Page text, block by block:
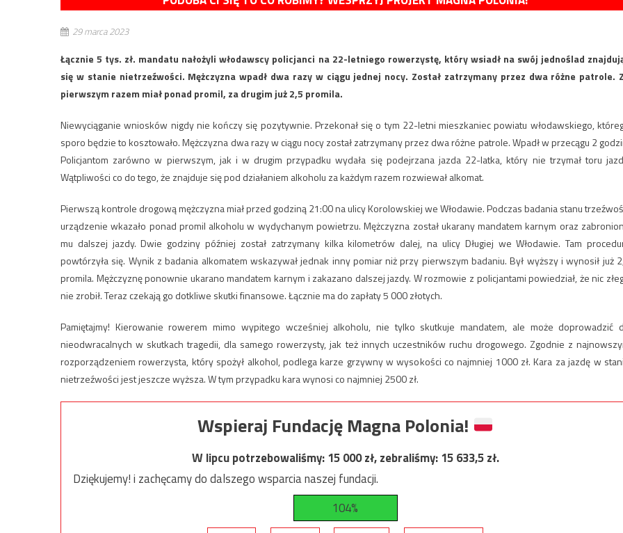
29 marca 2023
Łącznie 5 tys. zł. mandatu nałożyli włodawscy policjanci na 22-letniego rowerzystę, który wsiadł na swój jednoślad
się w stanie nietrzeźwości. Mężczyzna wpadł dwa razy w ciągu jednej nocy. Został zatrzymany przez dwa różne patrole.
pierwszym razem miał ponad promil, za drugim już 2,5 promila.
Niewyciąganie wniosków nigdy nie kończy się pozytywnie. Przekonał się o tym 22-letni mieszkaniec powiatu włodawskiego,
sporo będzie to kosztowało. Mężczyzna dwa razy w ciągu nocy został zatrzymany przez dwa różne patrole. Wpadł w przecągu 2
Policjantom zarówno w pierwszym, jak i w drugim przypadku wydała się podejrzana jazda 22-latka, który nie trzymał toru
Wątpliwości co do tego, że znajduje się pod działaniem alkoholu za każdym razem rozwiewał alkomat.
Pierwszą kontrole drogową mężczyzna miał przed godziną 21:00 na ulicy Korolowskiej we Włodawie. Podczas badania stanu
urządzenie wkazało ponad promil alkoholu w wydychanym powietrzu. Mężczyzna został ukarany mandatem karnym oraz
mu dalszej jazdy. Dwie godziny później został zatrzymany kilka kilometrów dalej, na ulicy Długiej we Włodawie. Tam
powtórzyła się. Wynik z badania alkomatem wskazywał jednak inny pomiar niż przy pierwszym badaniu. Był wyższy i wynosił już
promila. Mężczyznę ponownie ukarano mandatem karnym i zakazano dalszej jazdy. W rozmowie z policjantami powiedział, że nic
nie zrobił. Teraz czekają go dotkliwe skutki finansowe. Łącznie ma do zapłaty 5 000 złotych.
Pamiętajmy! Kierowanie rowerem mimo wypitego wcześniej alkoholu, nie tylko skutkuje mandatem, ale może doprowadzić
nieodwracalnych w skutkach tragedii, dla samego rowerzysty, jak też innych uczestników ruchu drogowego. Zgodnie z
rozporządzeniem rowerzysta, który spożył alkohol, podlega karze grzywny w wysokości co najmniej 1000 zł. Kara za jazdę w
nietrzeźwości jest jeszcze wyższa. W tym przypadku kara wynosi co najmniej 2500 zł.
Wspieraj Fundację Magna Polonia!
W lipcu potrzebowaliśmy:15 000zł, zebraliśmy:15 633,5zł.
Dziękujemy! i zachęcamy do dalszego wsparcia naszej fundacji.
104%